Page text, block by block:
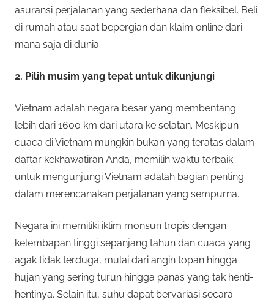
a
2
0
2
2
a
i
k
n
asuransi perjalanan yang sederhana dan fleksibel. Beli
di rumah atau saat bepergian dan klaim online dari
mana saja di dunia.
2. Pilih musim yang tepat untuk dikunjungi
Vietnam adalah negara besar yang membentang
lebih dari 1600 km dari utara ke selatan. Meskipun
cuaca di Vietnam mungkin bukan yang teratas dalam
daftar kekhawatiran Anda, memilih waktu terbaik
untuk mengunjungi Vietnam adalah bagian penting
dalam merencanakan perjalanan yang sempurna.
Negara ini memiliki iklim monsun tropis dengan
kelembapan tinggi sepanjang tahun dan cuaca yang
agak tidak terduga, mulai dari angin topan hingga
hujan yang sering turun hingga panas yang tak henti-
hentinya. Selain itu, suhu dapat bervariasi secara